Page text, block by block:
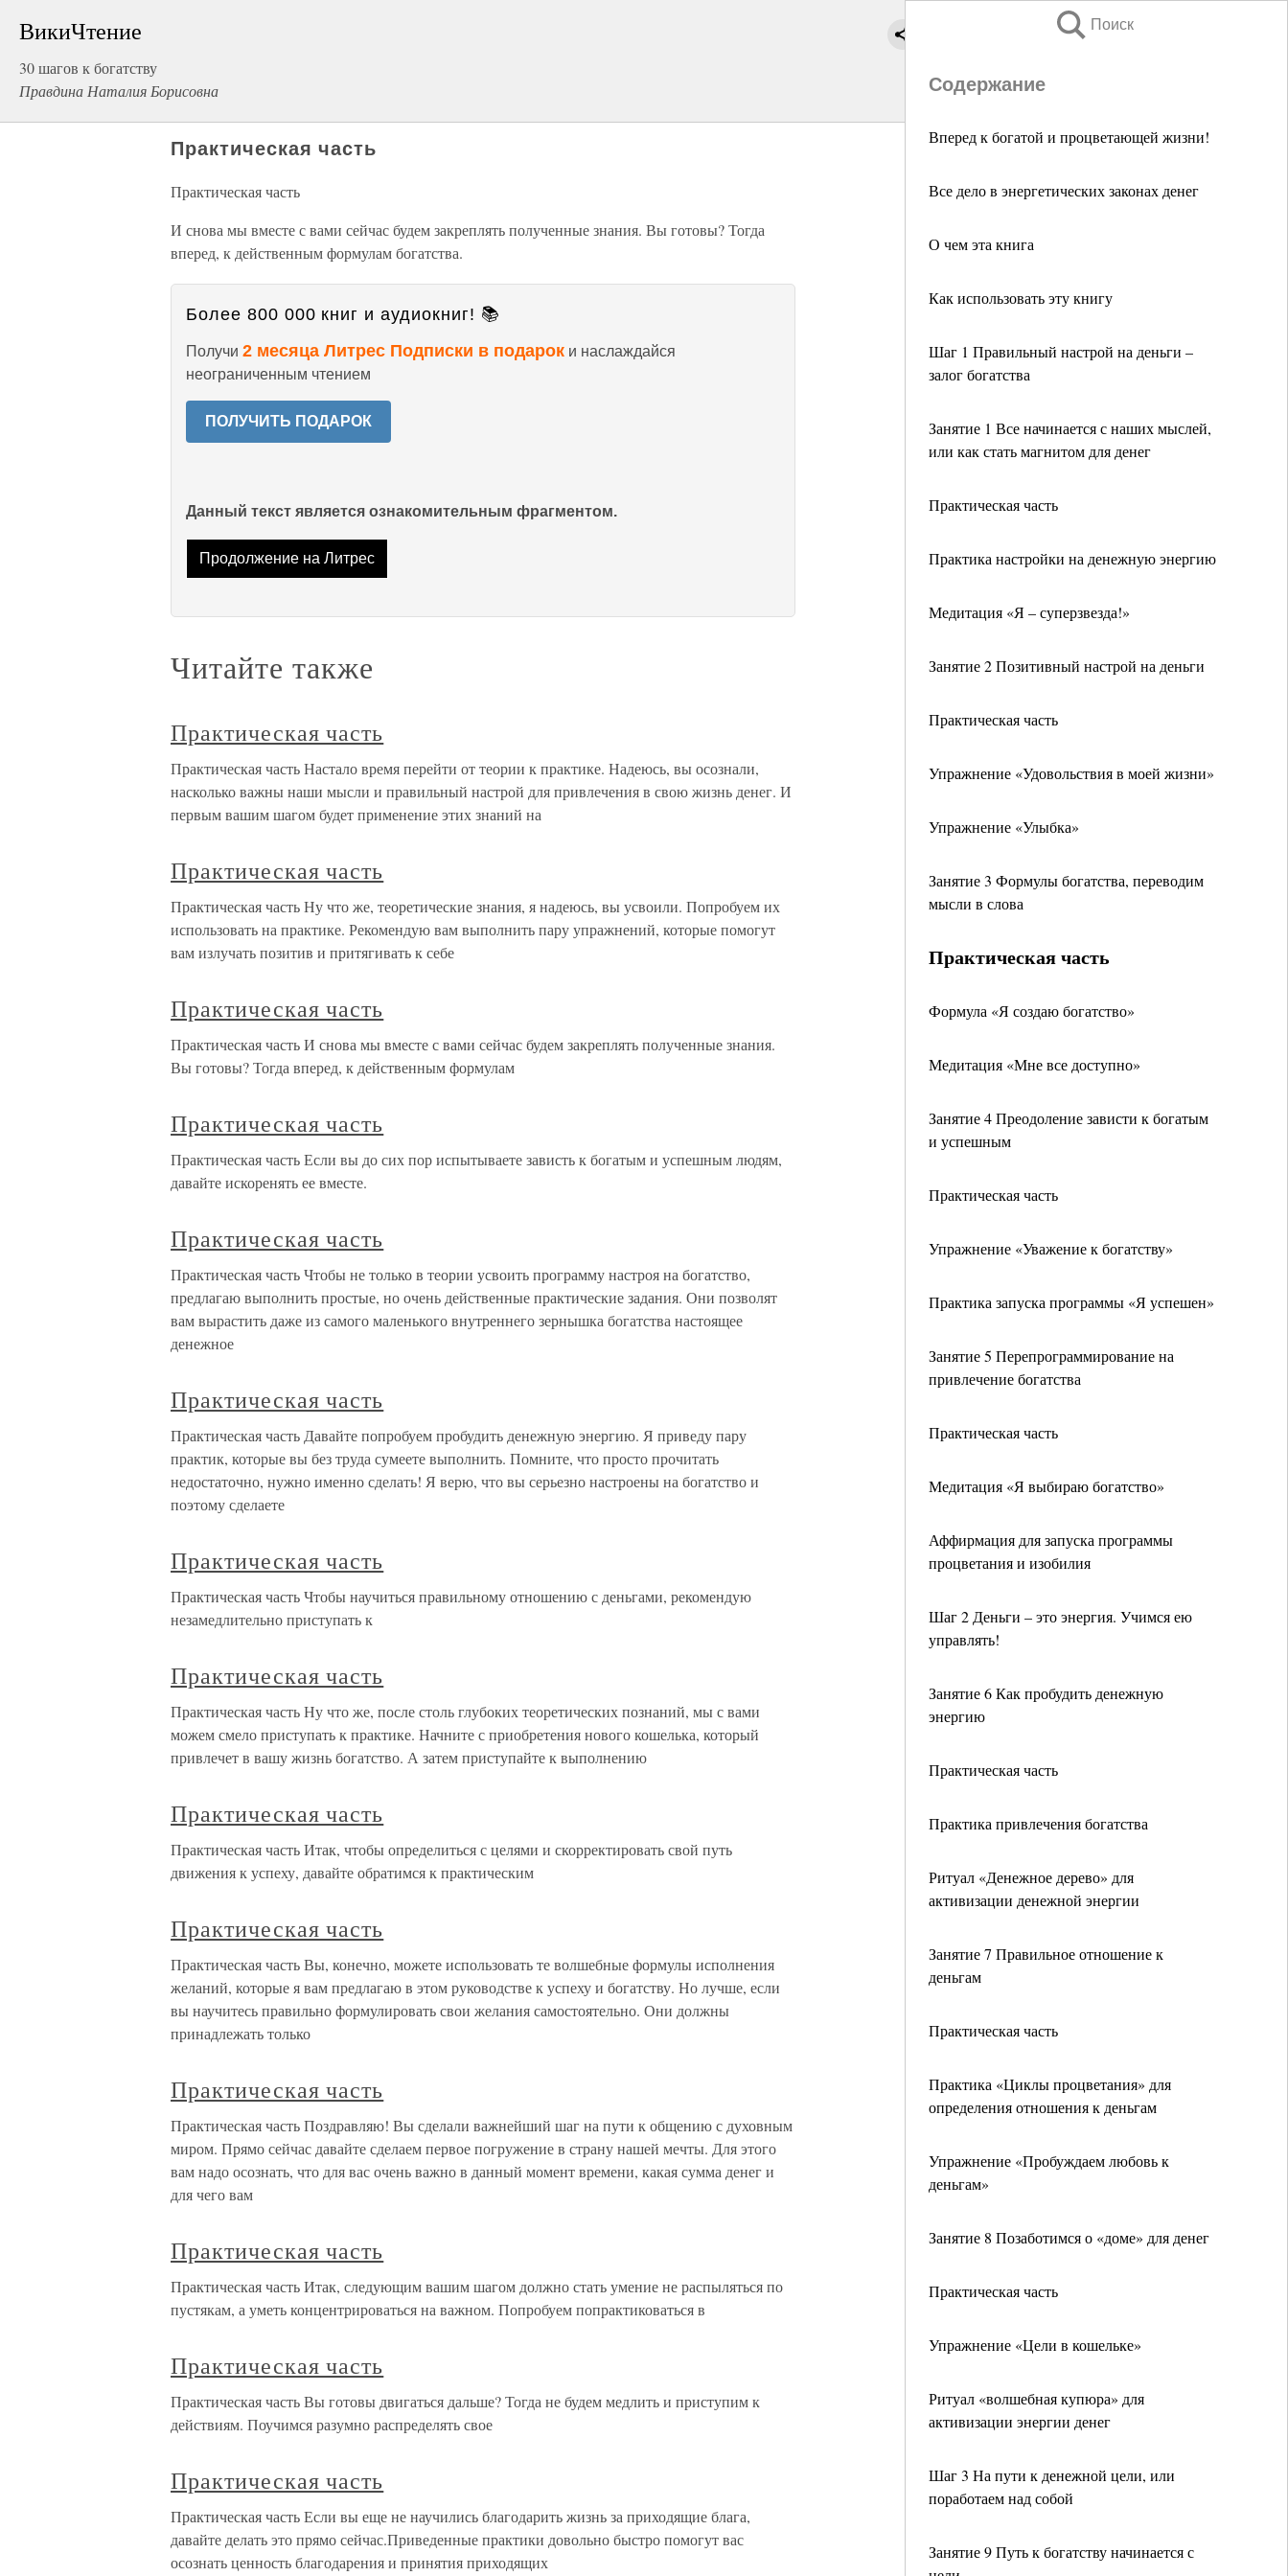
ВикиЧтение
30 шагов к богатству
Правдина Наталия Борисовна
Поиск
Содержание
Вперед к богатой и процветающей жизни!
Все дело в энергетических законах денег
О чем эта книга
Как использовать эту книгу
Шаг 1 Правильный настрой на деньги –
залог богатства
Занятие 1 Все начинается с наших мыслей,
или как стать магнитом для денег
Практическая часть
Практика настройки на денежную энергию
Медитация «Я – суперзвезда!»
Занятие 2 Позитивный настрой на деньги
Практическая часть
Упражнение «Удовольствия в моей жизни»
Упражнение «Улыбка»
Занятие 3 Формулы богатства, переводим
мысли в слова
Практическая часть
Формула «Я создаю богатство»
Медитация «Мне все доступно»
Занятие 4 Преодоление зависти к богатым
и успешным
Практическая часть
Упражнение «Уважение к богатству»
Практика запуска программы «Я успешен»
Занятие 5 Перепрограммирование на
привлечение богатства
Практическая часть
Медитация «Я выбираю богатство»
Аффирмация для запуска программы
процветания и изобилия
Шаг 2 Деньги – это энергия. Учимся ею
управлять!
Занятие 6 Как пробудить денежную
энергию
Практическая часть
Практика привлечения богатства
Ритуал «Денежное дерево» для
активизации денежной энергии
Занятие 7 Правильное отношение к
деньгам
Практическая часть
Практика «Циклы процветания» для
определения отношения к деньгам
Упражнение «Пробуждаем любовь к
деньгам»
Занятие 8 Позаботимся о «доме» для денег
Практическая часть
Упражнение «Цели в кошельке»
Ритуал «волшебная купюра» для
активизации энергии денег
Шаг 3 На пути к денежной цели, или
поработаем над собой
Занятие 9 Путь к богатству начинается с
Практическая часть
Практическая часть
И снова мы вместе с вами сейчас будем закреплять полученные знания. Вы готовы? Тогда
вперед, к действенным формулам богатства.
Более 800 000 книг и аудиокниг! 📚
Получи 2 месяца Литрес Подписки в подарок и наслаждайся
неограниченным чтением
ПОЛУЧИТЬ ПОДАРОК
Данный текст является ознакомительным фрагментом.
Продолжение на Литрес
Читайте также
Практическая часть
Практическая часть Настало время перейти от теории к практике. Надеюсь, вы осознали,
насколько важны наши мысли и правильный настрой для привлечения в свою жизнь денег. И
первым вашим шагом будет применение этих знаний на
Практическая часть
Практическая часть Ну что же, теоретические знания, я надеюсь, вы усвоили. Попробуем их
использовать на практике. Рекомендую вам выполнить пару упражнений, которые помогут
вам излучать позитив и притягивать к себе
Практическая часть
Практическая часть И снова мы вместе с вами сейчас будем закреплять полученные знания.
Вы готовы? Тогда вперед, к действенным формулам
Практическая часть
Практическая часть Если вы до сих пор испытываете зависть к богатым и успешным людям,
давайте искоренять ее вместе.
Практическая часть
Практическая часть Чтобы не только в теории усвоить программу настроя на богатство,
предлагаю выполнить простые, но очень действенные практические задания. Они позволят
вам вырастить даже из самого маленького внутреннего зернышка богатства настоящее
денежное
Практическая часть
Практическая часть Давайте попробуем пробудить денежную энергию. Я приведу пару
практик, которые вы без труда сумеете выполнить. Помните, что просто прочитать
недостаточно, нужно именно сделать! Я верю, что вы серьезно настроены на богатство и
поэтому сделаете
Практическая часть
Практическая часть Чтобы научиться правильному отношению с деньгами, рекомендую
незамедлительно приступать к
Практическая часть
Практическая часть Ну что же, после столь глубоких теоретических познаний, мы с вами
можем смело приступать к практике. Начните с приобретения нового кошелька, который
привлечет в вашу жизнь богатство. А затем приступайте к выполнению
Практическая часть
Практическая часть Итак, чтобы определиться с целями и скорректировать свой путь
движения к успеху, давайте обратимся к практическим
Практическая часть
Практическая часть Вы, конечно, можете использовать те волшебные формулы исполнения
желаний, которые я вам предлагаю в этом руководстве к успеху и богатству. Но лучше, если
вы научитесь правильно формулировать свои желания самостоятельно. Они должны
принадлежать только
Практическая часть
Практическая часть Поздравляю! Вы сделали важнейший шаг на пути к общению с духовным
миром. Прямо сейчас давайте сделаем первое погружение в страну нашей мечты. Для этого
вам надо осознать, что для вас очень важно в данный момент времени, какая сумма денег и
для чего вам
Практическая часть
Практическая часть Итак, следующим вашим шагом должно стать умение не распыляться по
пустякам, а уметь концентрироваться на важном. Попробуем попрактиковаться в
Практическая часть
Практическая часть Вы готовы двигаться дальше? Тогда не будем медлить и приступим к
действиям. Поучимся разумно распределять свое
Практическая часть
Практическая часть Если вы еще не научились благодарить жизнь за приходящие блага,
давайте делать это прямо сейчас.Приведенные практики довольно быстро помогут вас
осознать ценность благодарения и принятия приходящих